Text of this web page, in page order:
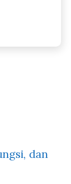
dan